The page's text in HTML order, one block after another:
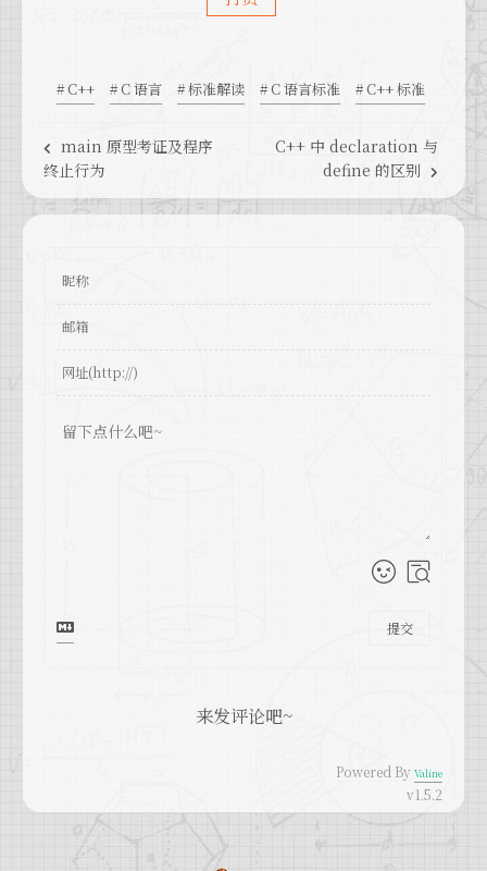
# C++ # C 语言 # 标准解读 # C 语言标准 # C++ 标准
main 原型考证及程序
终止行为
C++ 中 declaration 与
define 的区别
提交
来发评论吧~
Powered By Valine
v1.5.2